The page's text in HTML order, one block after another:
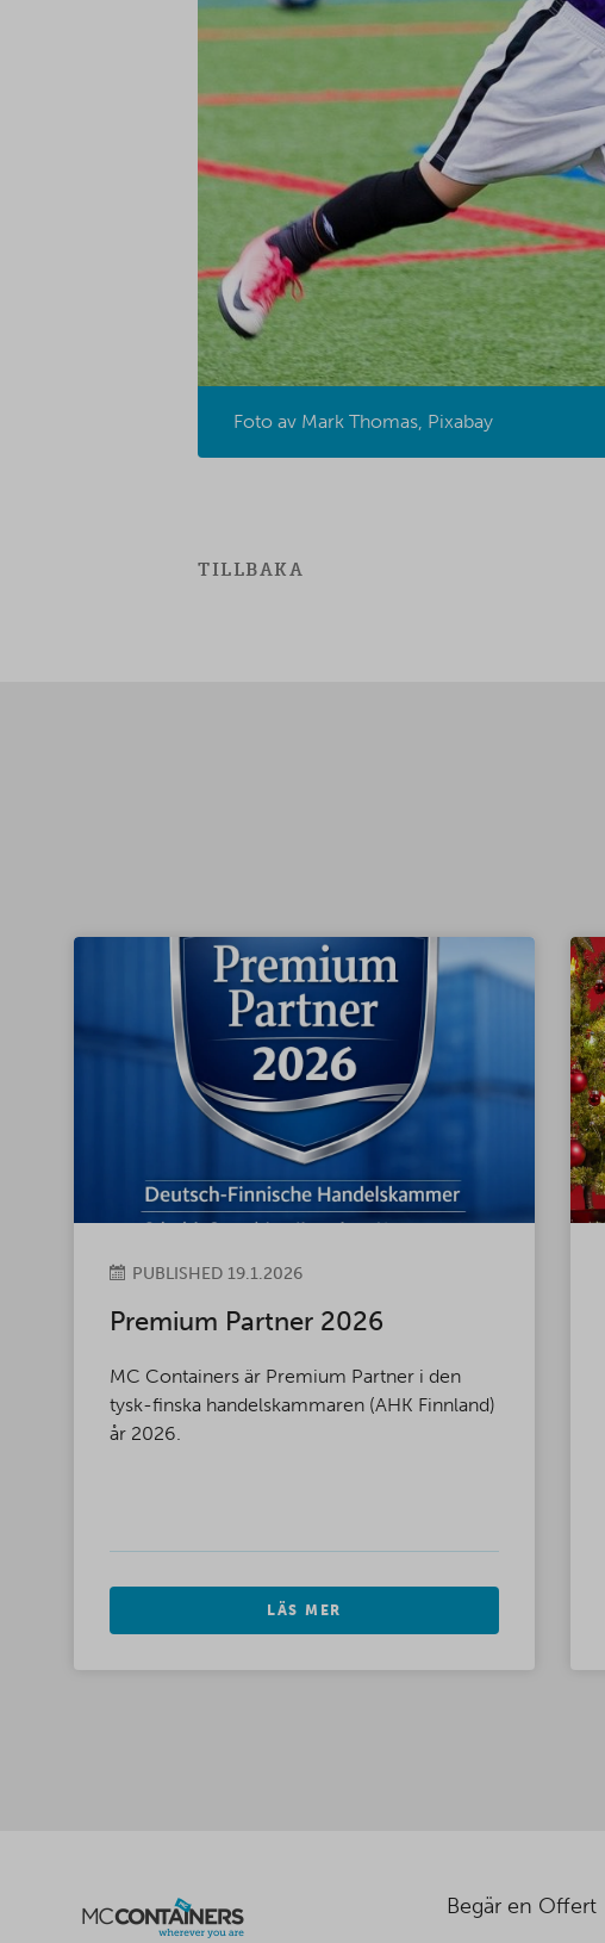
Foto av Mark Thomas, Pixabay
TILLBAKA
PUBLISHED 19.1.2026
Premium Partner 2026
MC Containers är Premium Partner i den
tysk-finska handelskammaren (AHK Finnland)
år 2026.
LÄS MER
Begär en Offert